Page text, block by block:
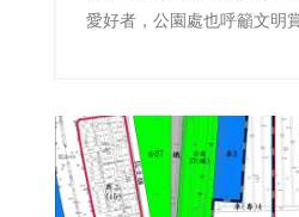
愛好者，公園處也呼籲文明